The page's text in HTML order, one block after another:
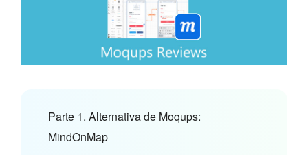
Parte 1. Alternativa de Moqups:
MindOnMap